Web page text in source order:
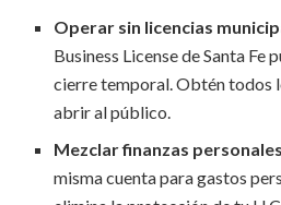
Operar sin licencias
Business License de Santa Fe
cierre temporal. Obtén todos
abrir al público.
Mezclar finanzas
misma cuenta para gastos